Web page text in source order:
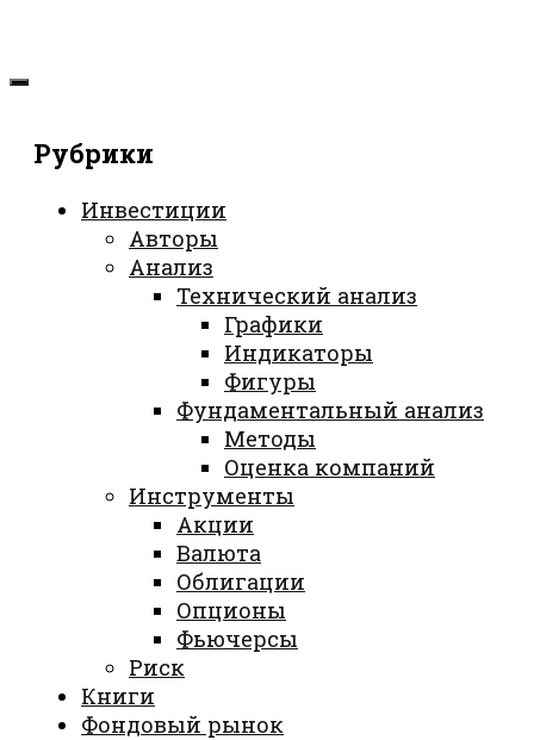
Рубрики
Инвестиции
Авторы
Анализ
Технический анализ
Графики
Индикаторы
Фигуры
Фундаментальный анализ
Методы
Оценка компаний
Инструменты
Акции
Валюта
Облигации
Опционы
Фьючерсы
Риск
Книги
Фондовый рынок